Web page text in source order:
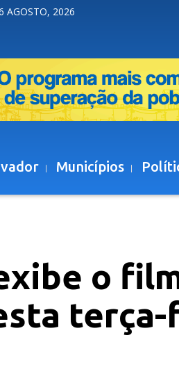
AGOSTO, 2026
Municípios
o